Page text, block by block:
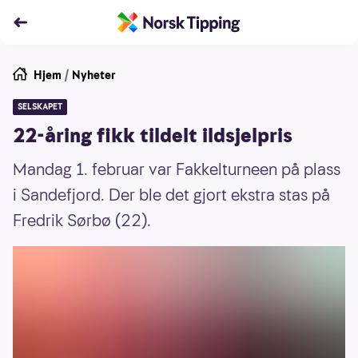
Hjem / Nyheter
SELSKAPET
22-åring fikk tildelt ildsjelpris
Mandag 1. februar var Fakkelturneen på plass
i Sandefjord. Der ble det gjort ekstra stas på
Fredrik Sørbø (22).